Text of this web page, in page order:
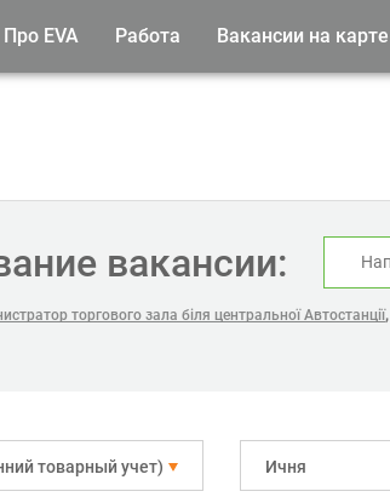
Про EVA Работа Вакансии на карте
вакансии:
торгового зала біля центральної Автостанції,
товарный учет) Ичня